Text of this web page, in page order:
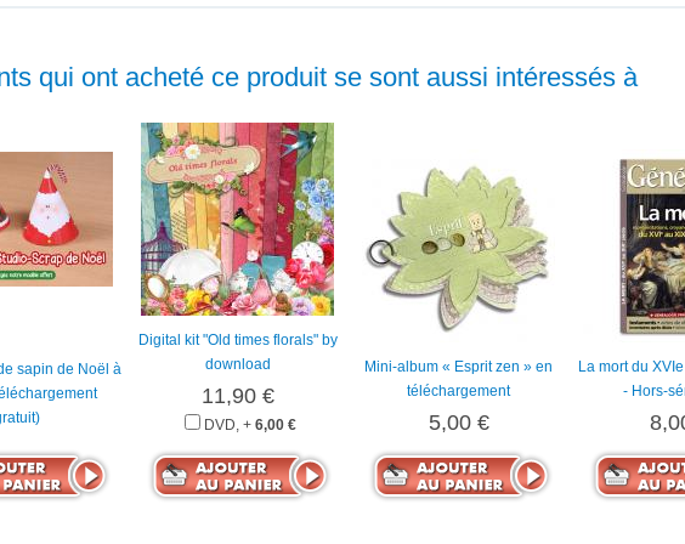
qui ont acheté ce produit se sont aussi intéressés à
sapin de Noël à
Digital kit "Old times florals" by
download
11,90 €
DVD, + 6,00 €
Mini-album « Esprit zen » en
téléchargement
5,00 €
La mort du
- Hors-